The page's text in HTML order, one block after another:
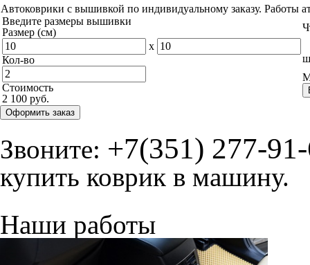
Автоковрики с вышивкой по индивидуальному заказу. Работы
Введите размеры вышивки
Размер (см)
x
Кол-во
Стоимость
2 100 руб.
Оформить заказ
Звоните: +7(351) 277-
купить коврик в машину.
Наши работы